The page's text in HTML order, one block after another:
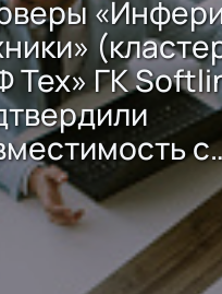
Тех» ГК
с
Sharx
2.x для
данных